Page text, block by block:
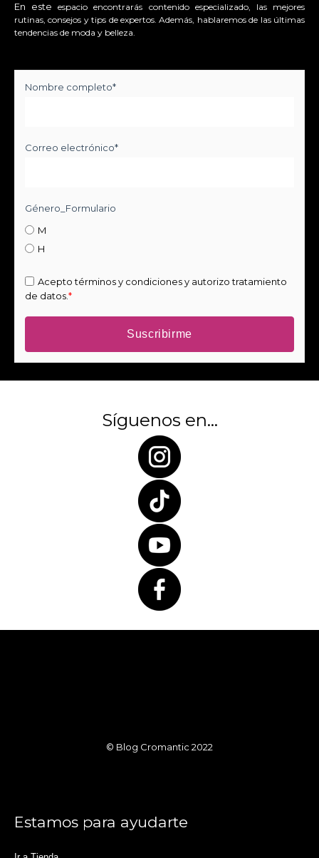
En esteespacio encontrarás contenido especializado, las mejores
rutinas, consejos y tips de expertos. Además, hablaremos de las últimas
tendencias de moda y belleza.
Nombre completo*
Correo electrónico*
Género_Formulario
M
H
Aceptotérminos y condicionesy autorizo tratamiento
de datos.*
Síguenos en...
© Blog Cromantic 2022
Estamos para ayudarte